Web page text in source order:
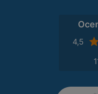
4,5